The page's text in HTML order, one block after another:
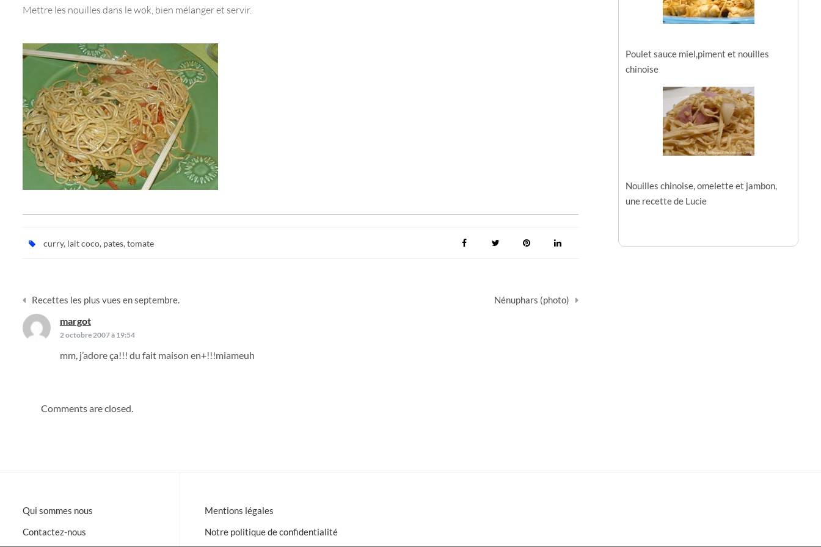
Mettre les nouilles dans le wok, bien mélanger et servir.
curry, lait coco, pates,tomate
de
l’article
Recettes les plus vues en septembre. Nénuphars (photo)
margot
2 octobre 2007 à 19:54
mm, j’adore ça!!! du fait maison en+!!!miameuh
Comments are closed.
Poulet sauce miel,piment et nouilles
chinoise
Nouilles chinoise, omelette et jambon,
une recette de Lucie
Qui sommes nous
Contactez-nous
Mentions légales
Notre politique de confidentialité